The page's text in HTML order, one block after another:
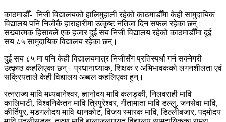
काठमाडौँ- निजी विद्यालयको हालिमुहाली रहेको काठमाडौँमा केही सामुदायिक
विद्यालय पनि निजीकै हाराहारीमा उत्कृष्ट नतिजा दिन सफल रहेका छन्।
सख्यात्मक हिसाबले एक हजार दुई सय निजी विद्यालय रहेको काठमाडौँमा दुई
सय ८५ सामुदायिक विद्यालय रहेका छन्।
दुई सय ८५ मा पनि केही विद्यालयमात्र निजीसँग प्रतिस्पर्धा गर्न सक्नेगरी
उत्कृष्ठ कहलिएका छन्। प्रधानाध्याक, शिक्षक र अभिभावकको लगनशीलता एवं
सक्रियताले केही विद्यालय अब्बल कहलिएका हुन्।
रत्नराज्य मावि मध्यबानेश्वर, ज्ञानोदय मावि कलङ्की, निलवराही मावि
कालिमाटी, विश्वनिकेतन मावि त्रिपुरेश्वर, गीतामाता मावि डल्लु, जनसेवा मावि,
कीर्तिपुर, मङगलोदय मावि थानकोट, विजय स्मारक मावि, डिल्लीबजार, पद्मोदय